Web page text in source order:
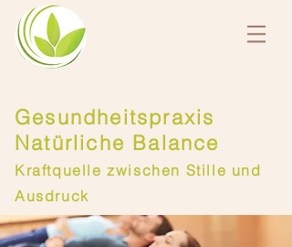
Gesundheitspraxis
Natürliche Balance
Kraftquelle zwischen Stille und
Ausdruck